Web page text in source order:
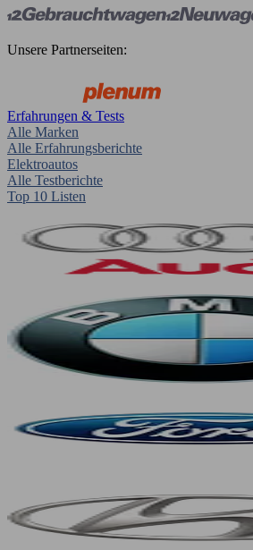
Unsere Partnerseiten:
Erfahrungen & Tests
Alle Marken
Alle Erfahrungsberichte
Elektroautos
Alle Testberichte
Top 10 Listen